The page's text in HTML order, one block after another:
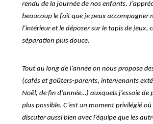
rendu de la journée de nos enfants.
beaucoup le fait que je peux accompagner
l’intérieur et le déposer sur le tapis de jeux,
séparation plus douce.
Tout au long de l’année on nous propose
(cafés et goûters-parents, intervenants
Noël, de fin d’année…) auxquels j’essaie de
plus possible. C’est un moment privilégié où
discuter aussi bien avec l’équipe que les